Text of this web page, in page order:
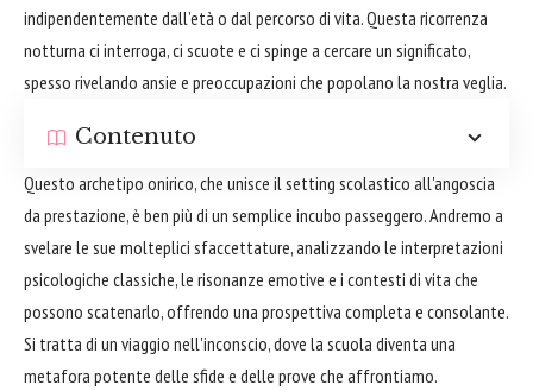
indipendentemente dall’età o dal percorso di vita. Questa ricorrenza
notturna ci interroga, ci scuote e ci spinge a cercare un significato,
spesso rivelando ansie e preoccupazioni che popolano la nostra veglia.
Contenuto
Questo archetipo onirico, che unisce il setting scolastico all'angoscia
da prestazione, è ben più di un semplice incubo passeggero. Andremo a
svelare le sue molteplici sfaccettature, analizzando le interpretazioni
psicologiche classiche, le risonanze emotive e i contesti di vita che
possono scatenarlo, offrendo una prospettiva completa e consolante.
Si tratta di un viaggio nell'inconscio, dove la scuola diventa una
metafora potente delle sfide e delle prove che affrontiamo.